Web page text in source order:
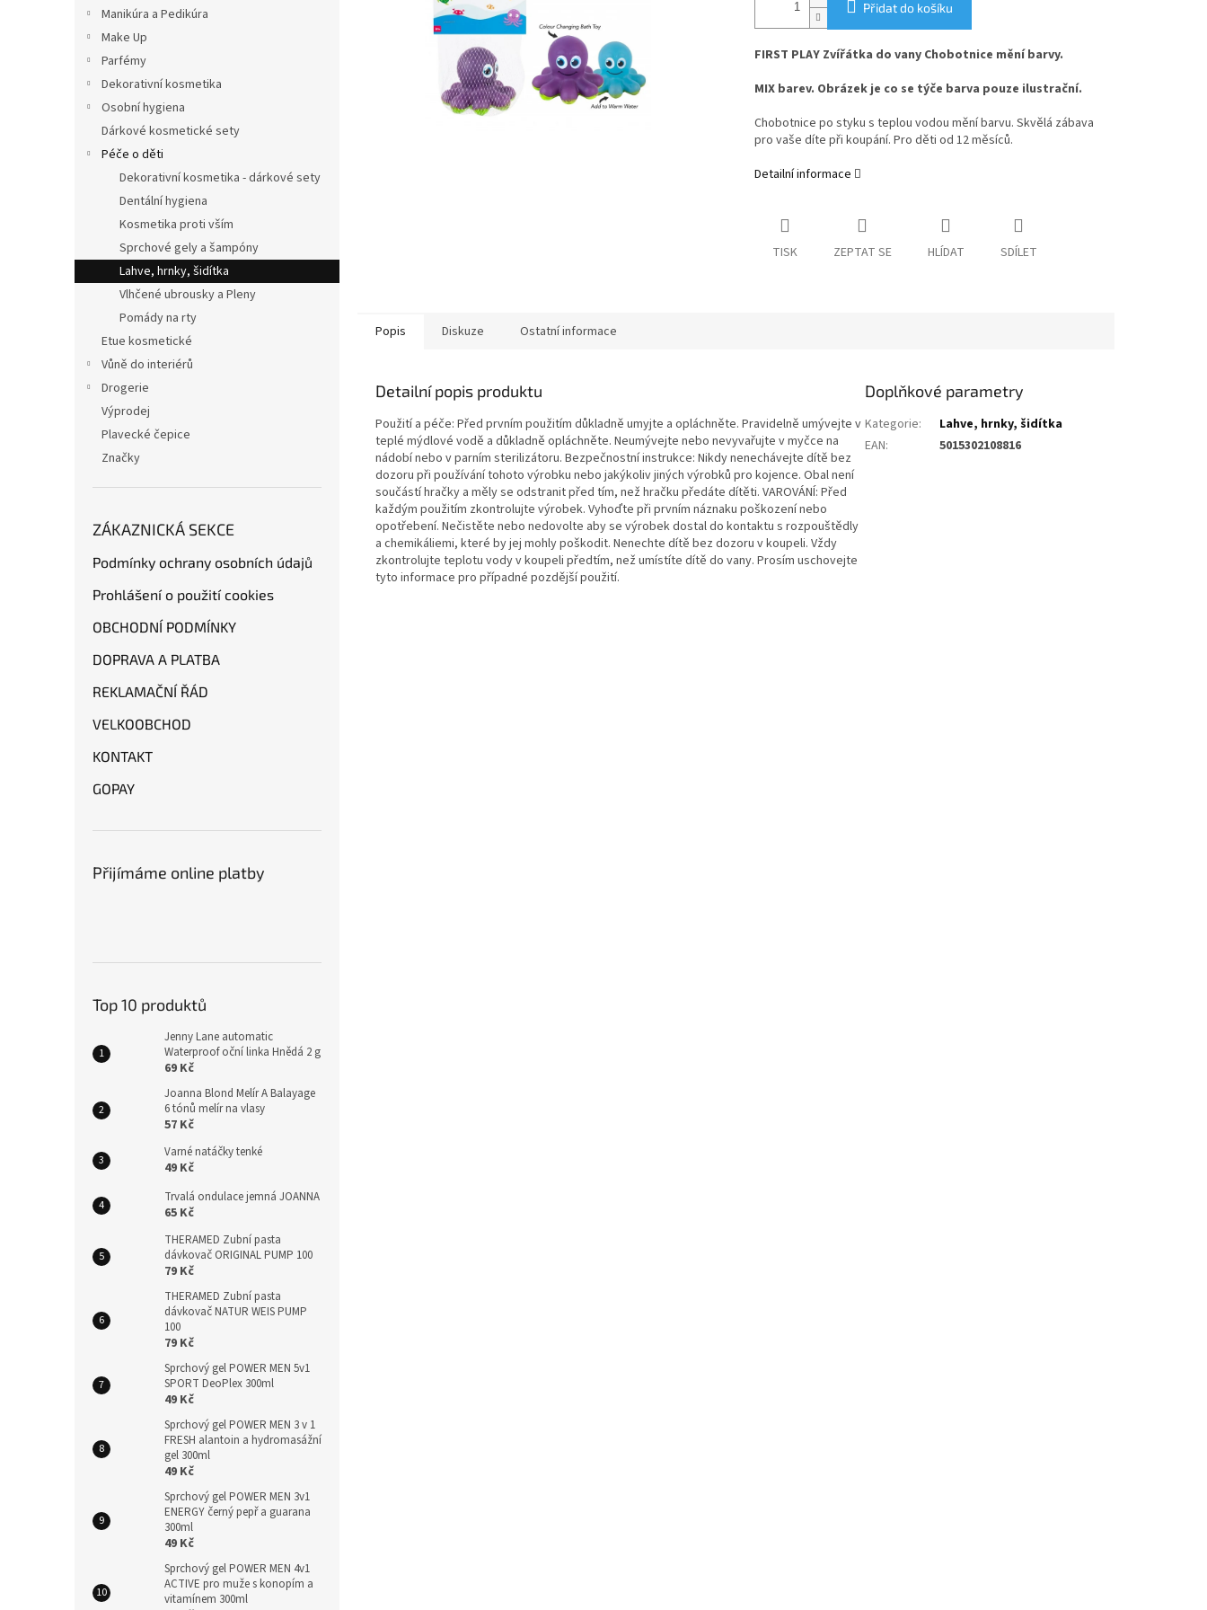
Manikúra a Pedikúra
Make Up
Parfémy
Dekorativní kosmetika
Osobní hygiena
Dárkové kosmetické sety
Péče o děti
Dekorativní kosmetika - dárkové sety
Dentální hygiena
Kosmetika proti vším
Sprchové gely a šampóny
Lahve, hrnky, šidítka
Vlhčené ubrousky a Pleny
Pomády na rty
Etue kosmetické
Vůně do interiérů
Drogerie
Výprodej
Plavecké čepice
Značky
ZÁKAZNICKÁ SEKCE
Podmínky ochrany osobních údajů
Prohlášení o použití cookies
OBCHODNÍ PODMÍNKY
DOPRAVA A PLATBA
REKLAMAČNÍ ŘÁD
VELKOOBCHOD
KONTAKT
GOPAY
Přijímáme online platby
Top 10 produktů
Jenny Lane automatic
Waterproof oční linka Hnědá 2 g
69 Kč
Joanna Blond Melír A Balayage
6 tónů melír na vlasy
57 Kč
Varné natáčky tenké
49 Kč
Trvalá ondulace jemná JOANNA
65 Kč
THERAMED Zubní pasta
dávkovač ORIGINAL PUMP 100
79 Kč
THERAMED Zubní pasta
dávkovač NATUR WEIS PUMP
100
79 Kč
Sprchový gel POWER MEN 5v1
SPORT DeoPlex 300ml
49 Kč
Sprchový gel POWER MEN 3 v 1
FRESH alantoin a hydromasážní
gel 300ml
49 Kč
Sprchový gel POWER MEN 3v1
ENERGY černý pepř a guarana
300ml
49 Kč
Sprchový gel POWER MEN 4v1
ACTIVE pro muže s konopím a
vitamínem 300ml
Přidat do košíku
FIRST PLAY Zvířátka do vany Chobotnice mění barvy.
MIX barev. Obrázek je co se týče barva pouze ilustrační.
Chobotnice po styku s teplou vodou mění barvu. Skvělá zábava
pro vaše díte při koupání. Pro děti od 12 měsíců.
Detailní informace
TISK ZEPTAT SE HLÍDAT SDÍLET
Popis Diskuze Ostatní informace
Detailní popis produktu
Použití a péče: Před prvním použitím důkladně umyjte a opláchněte. Pravidelně umývejte v
teplé mýdlové vodě a důkladně opláchněte. Neumývejte nebo nevyvařujte v myčce na
nádobí nebo v parním sterilizátoru. Bezpečnostní instrukce: Nikdy nenechávejte dítě bez
dozoru při používání tohoto výrobku nebo jakýkoliv jiných výrobků pro kojence. Obal není
součástí hračky a měly se odstranit před tím, než hračku předáte dítěti. VAROVÁNÍ: Před
každým použitím zkontrolujte výrobek. Vyhoďte při prvním náznaku poškození nebo
opotřebení. Nečistěte nebo nedovolte aby se výrobek dostal do kontaktu s rozpouštědly
a chemikáliemi, které by jej mohly poškodit. Nenechte dítě bez dozoru v koupeli. Vždy
zkontrolujte teplotu vody v koupeli předtím, než umístíte dítě do vany. Prosím uschovejte
tyto informace pro případné pozdější použití.
Doplňkové parametry
Kategorie:
Lahve, hrnky, šidítka
EAN: 5015302108816